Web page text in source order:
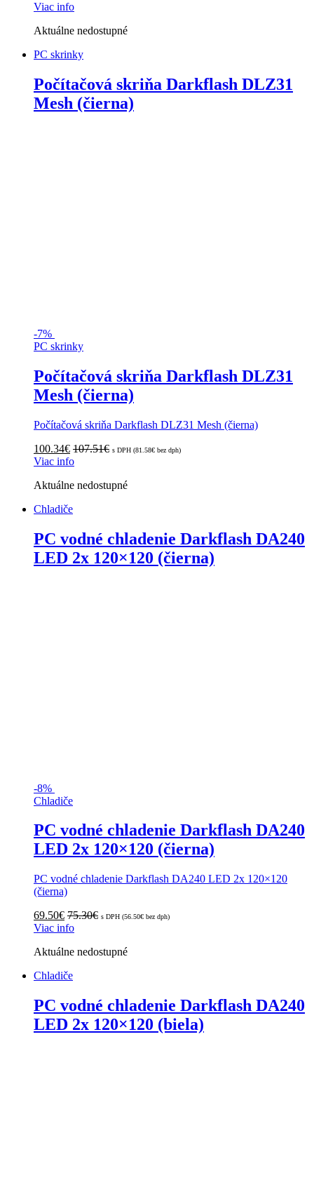
Viac info
Aktuálne nedostupné
PC skrinky
Počítačová skriňa Darkflash DLZ31
Mesh (čierna)
-7%
PC skrinky
Počítačová skriňa Darkflash DLZ31
Mesh (čierna)
Počítačová skriňa Darkflash DLZ31 Mesh (čierna)
100.34€ 107.51€ s DPH (81.58€ bez dph)
Viac info
Aktuálne nedostupné
Chladiče
PC vodné chladenie Darkflash DA240
LED 2x 120×120 (čierna)
-8%
Chladiče
PC vodné chladenie Darkflash DA240
LED 2x 120×120 (čierna)
PC vodné chladenie Darkflash DA240 LED 2x 120×120
(čierna)
69.50€ 75.30€ s DPH (56.50€ bez dph)
Viac info
Aktuálne nedostupné
Chladiče
PC vodné chladenie Darkflash DA240
LED 2x 120×120 (biela)